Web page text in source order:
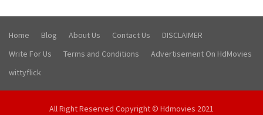
Home Blog About Us Contact Us
DISCLAIMER
Write For Us
Terms and Conditions
Advertisement On HdMovies
wittyflick
All Right Reserved Copyright © Hdmovies 2021